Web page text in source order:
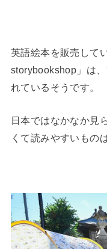
英語絵本を販売して
storybookshop」は
れているそうです。
日本ではなかなか見
くて読みやすいもの